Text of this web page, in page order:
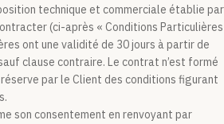
technique et commerciale établie par
(ci-après « Conditions Particulières
ont une validité de 30 jours à partir de
clause contraire. Le contrat n’est formé
par le Client des conditions figurant
son consentement en renvoyant par